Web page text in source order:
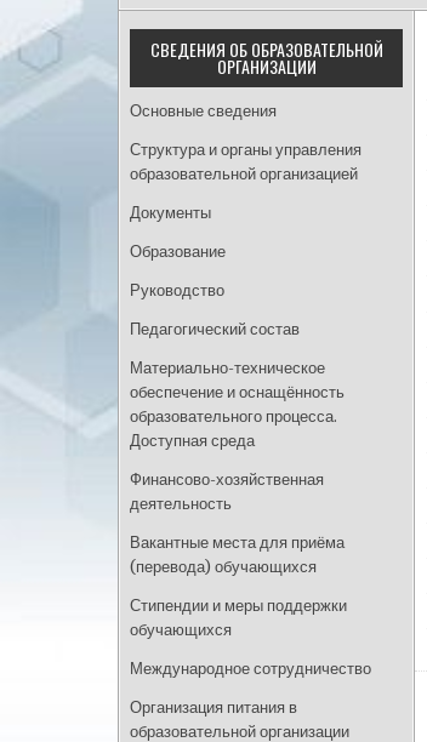
СВЕДЕНИЯ ОБ ОБРАЗОВАТЕЛЬНОЙ
ОРГАНИЗАЦИИ
Основные сведения
Структура и органы управления
образовательной организацией
Документы
Образование
Руководство
Педагогический состав
Материально-техническое
обеспечение и оснащённость
образовательного процесса.
Доступная среда
Финансово-хозяйственная
деятельность
Вакантные места для приёма
(перевода) обучающихся
Стипендии и меры поддержки
обучающихся
Международное сотрудничество
Организация питания в
образовательной организации